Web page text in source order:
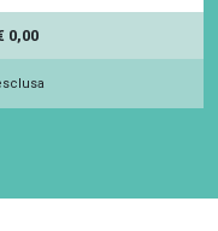
0,00